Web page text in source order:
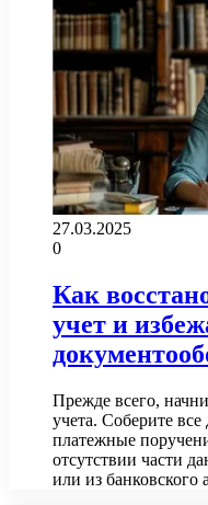
27.03.2025
0
Как
учет и
Прежде всего,
учета. Соберите
платежные
отсутствии части
или из